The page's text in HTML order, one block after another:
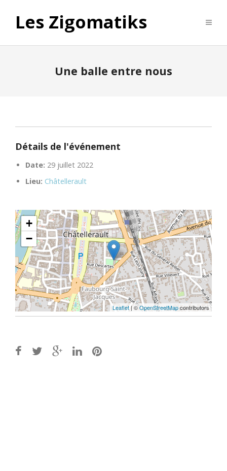
Les Zigomatiks
Une balle entre nous
Détails de l'événement
Date: 29 juillet 2022
Lieu: Châtellerault
+
−
Leaflet| ©OpenStreetMapcontributors